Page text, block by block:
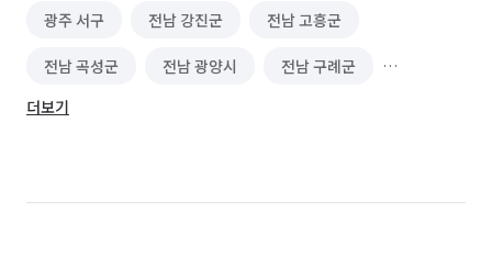
광주 서구 전남 강진군 전남 고흥군
전남 곡성군 전남 광양시 전남 구례군
전남 나주시
전남 신안군 전남 여수시 전남 영광군
더보기